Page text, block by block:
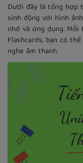
Dưới đây là tổng
sinh động với hình
nhớ và ứng dụng.
Flashcards, bạn có
nghe âm thanh.